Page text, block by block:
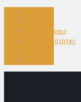
Ανακοινώσεις
Δραστηριότητες